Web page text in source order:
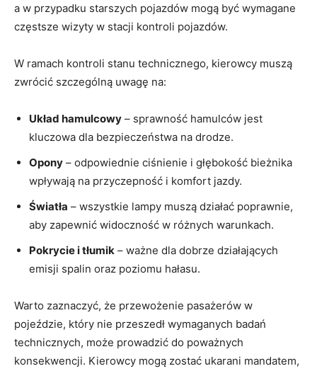
a w przypadku starszych pojazdów mogą być wymagane
częstsze wizyty w stacji kontroli pojazdów.
W ramach kontroli stanu technicznego, kierowcy muszą
zwrócić szczególną uwagę na:
Układ hamulcowy – sprawność hamulców jest
kluczowa dla bezpieczeństwa na drodze.
Opony – odpowiednie ciśnienie i głębokość bieżnika
wpływają na przyczepność i komfort jazdy.
Światła – wszystkie lampy muszą działać poprawnie,
aby zapewnić widoczność w różnych warunkach.
Pokrycie i tłumik – ważne dla dobrze działających
emisji spalin oraz poziomu hałasu.
Warto zaznaczyć, że przewożenie pasażerów w
pojeździe, który nie przeszedł wymaganych badań
technicznych, może prowadzić do poważnych
konsekwencji. Kierowcy mogą zostać ukarani mandatem,